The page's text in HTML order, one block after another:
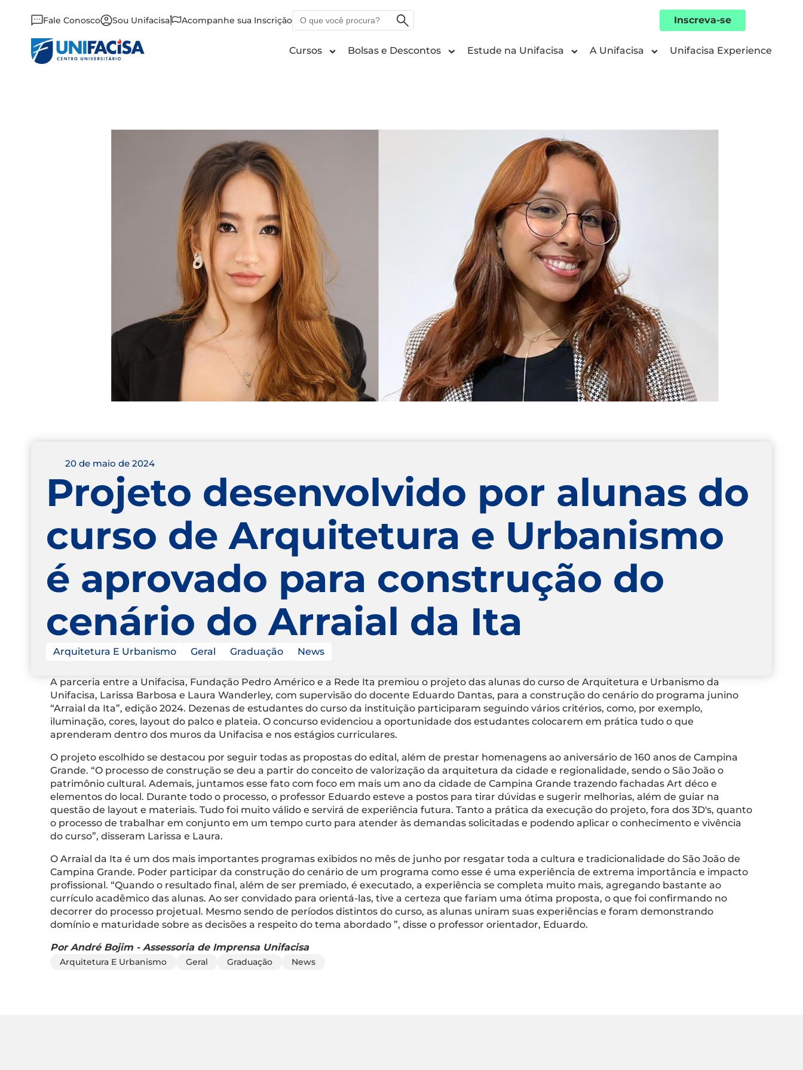
Fale Conosco Sou Unifacisa Acompanhe sua Inscrição
que
procura?
Inscreva-se
Cursos Bolsas e Descontos Estude na Unifacisa A Unifacisa Unifacisa Experience
20 de maio de 2024
Projeto desenvolvido por alunas do
curso de Arquitetura e Urbanismo
é aprovado para construção do
cenário do Arraial da Ita
Arquitetura E Urbanismo Geral Graduação News
A parceria entre a Unifacisa, Fundação Pedro Américo e a Rede Ita premiou o projeto das alunas do curso de Arquitetura e Urbanismo da
Unifacisa, Larissa Barbosa e Laura Wanderley, com supervisão do docente Eduardo Dantas, para a construção do cenário do programa junino
“Arraial da Ita”, edição 2024. Dezenas de estudantes do curso da instituição participaram seguindo vários critérios, como, por exemplo,
iluminação, cores, layout do palco e plateia. O concurso evidenciou a oportunidade dos estudantes colocarem em prática tudo o que
aprenderam dentro dos muros da Unifacisa e nos estágios curriculares.
O projeto escolhido se destacou por seguir todas as propostas do edital, além de prestar homenagens ao aniversário de 160 anos de Campina
Grande. “O processo de construção se deu a partir do conceito de valorização da arquitetura da cidade e regionalidade, sendo o São João o
patrimônio cultural. Ademais, juntamos esse fato com foco em mais um ano da cidade de Campina Grande trazendo fachadas Art déco e
elementos do local. Durante todo o processo, o professor Eduardo esteve a postos para tirar dúvidas e sugerir melhorias, além de guiar na
questão de layout e materiais. Tudo foi muito válido e servirá de experiência futura. Tanto a prática da execução do projeto, fora dos 3D's, quanto
o processo de trabalhar em conjunto em um tempo curto para atender às demandas solicitadas e podendo aplicar o conhecimento e vivência
do curso”, disseram Larissa e Laura.
O Arraial da Ita é um dos mais importantes programas exibidos no mês de junho por resgatar toda a cultura e tradicionalidade do São João de
Campina Grande. Poder participar da construção do cenário de um programa como esse é uma experiência de extrema importância e impacto
profissional. “Quando o resultado final, além de ser premiado, é executado, a experiência se completa muito mais, agregando bastante ao
currículo acadêmico das alunas. Ao ser convidado para orientá-las, tive a certeza que fariam uma ótima proposta, o que foi confirmando no
decorrer do processo projetual. Mesmo sendo de períodos distintos do curso, as alunas uniram suas experiências e foram demonstrando
domínio e maturidade sobre as decisões a respeito do tema abordado ”, disse o professor orientador, Eduardo.
Por André Bojim - Assessoria de Imprensa Unifacisa
Arquitetura E Urbanismo Geral Graduação News